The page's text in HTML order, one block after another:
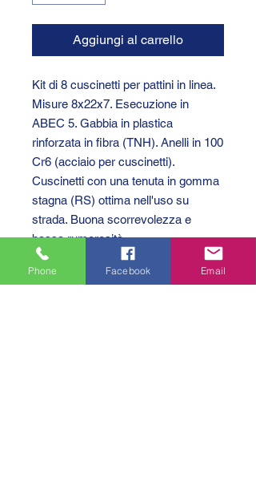
Aggiungi al carrello
Kit di 8 cuscinetti per pattini in linea.
Misure 8x22x7. Esecuzione in
ABEC 5. Gabbia in plastica
rinforzata in fibra (TNH). Anelli in 100
Cr6 (acciaio per cuscinetti).
Cuscinetti con una tenuta in gomma
stagna (RS) ottima nell'uso su
strada. Buona scorrevolezza e
bassa rumorosità.
Phone Facebook Email